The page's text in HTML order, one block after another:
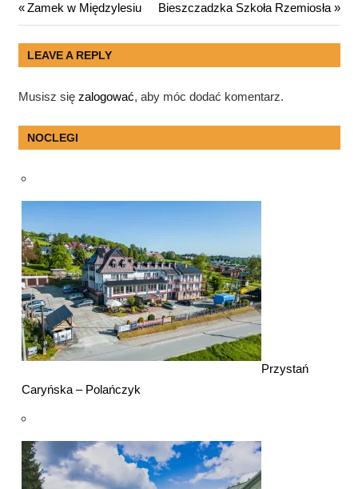
Nawigacja
wpisu
Previous
Post:
Zamek w Międzylesiu
Next
Post:
Bieszczadzka Szkoła Rzemiosła
LEAVE A REPLY
Musisz się zalogować, aby móc dodać komentarz.
NOCLEGI
Przystań
Caryńska – Polańczyk